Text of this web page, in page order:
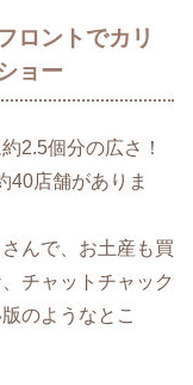
ロントでカリ
ョー
2.5個分の広さ！
40店舗がありま
んで、お土産も買
チャットチャック
のようなとこ